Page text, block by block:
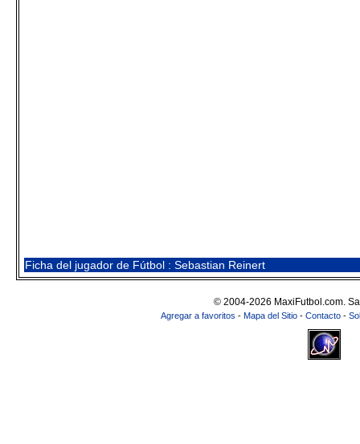
Ficha del jugador de Fútbol : Sebastian Reinert
© 2004-2026 MaxiFutbol.com.
Agregar a favoritos - Mapa del Sitio - Contacto -